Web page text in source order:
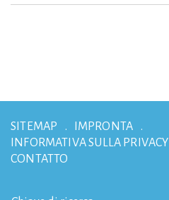
SITEMAP
IMPRONTA
INFORMATIVA SULLA PRIVACY
CONTATTO